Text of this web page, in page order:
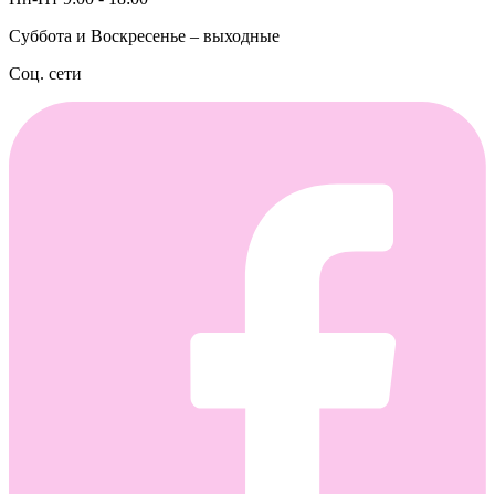
Суббота и Воскресенье – выходные
Соц. сети